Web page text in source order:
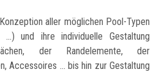
aller möglichen Pool-Typen
und ihre individuelle Gestaltung
der Randelemente, der
Accessoires ... bis hin zur Gestaltung